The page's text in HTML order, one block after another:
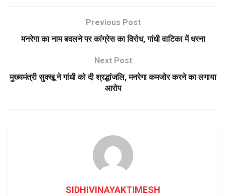
Previous Post
मनरेगा का नाम बदलने पर कांग्रेस का विरोध, गांधी वाटिका में धरना
Next Post
मुख्यमंत्री सुक्खू ने गांधी को दी श्रद्धांजलि, मनरेगा कमजोर करने का लगाया
आरोप
SIDHIVINAYAKTIMESH